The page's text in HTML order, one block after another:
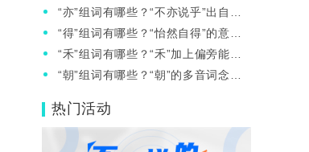
思？对于今天的我们有何启示呢？
“亦”组词有哪些？“不亦说乎”出自哪
里？
“得”组词有哪些？“怡然自得”的意思
是什么？
“禾”组词有哪些？“禾”加上偏旁能组
成什么新字？
“朝”组词有哪些？“朝”的多音词念什
热门活动